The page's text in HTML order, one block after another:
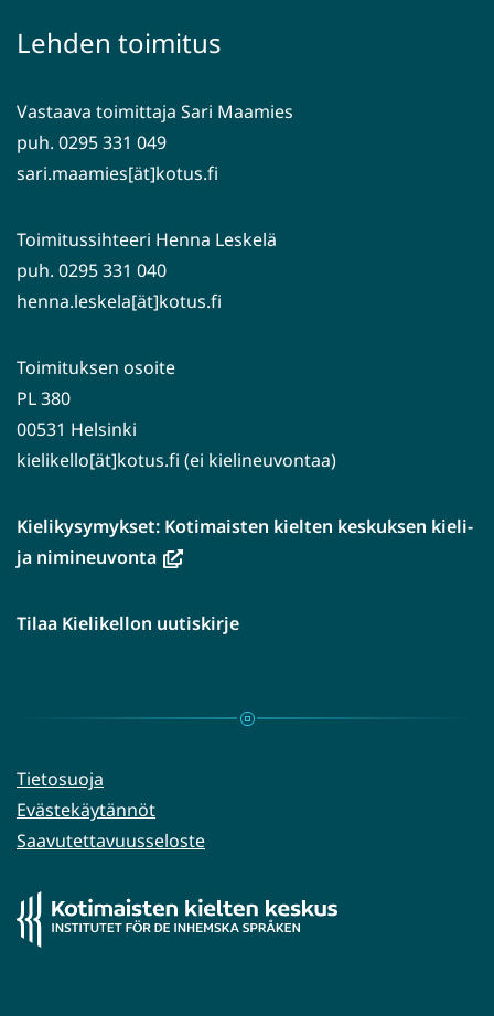
toiseen
Lehden toimitus
Vastaava toimittaja Sari Maamies
puh. 0295 331 049
sari.maamies[ät]kotus.fi
Toimitussihteeri Henna Leskelä
puh. 0295 331 040
henna.leskela[ät]kotus.fi
Toimituksen osoite
PL 380
00531 Helsinki
kielikello[ät]kotus.fi (ei kielineuvontaa)
Kielikysymykset: Kotimaisten kielten keskuksen kieli-
ja nimineuvonta(avautuu
ikkunaan,
palveluun)
Tilaa Kielikellon uutiskirje
Tietosuoja
Evästekäytännöt
Saavutettavuusseloste